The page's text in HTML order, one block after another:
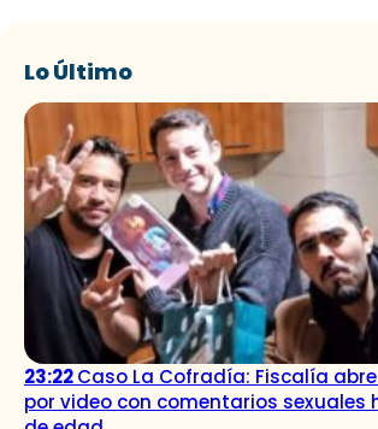
Lo Último
23:22Caso La Cofradía: Fiscalía
por video con comentarios sexuales